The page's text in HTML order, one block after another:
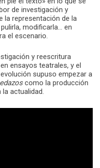
de investigación y
la representación de la
modificarla… en
el escenario.
y reescritura
ensayos teatrales, y el
supuso empezar a
como la producción
actualidad.